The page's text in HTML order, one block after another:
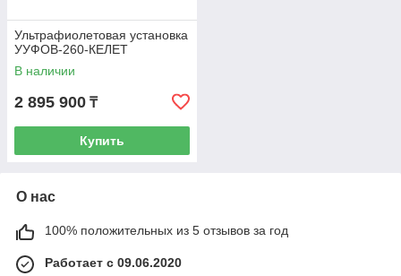
Ультрафиолетовая установка
УУФОВ-260-КЕЛЕТ
В наличии
2 895 900 ₸
Купить
О нас
100% положительных из 5 отзывов за год
Работает с 09.06.2020